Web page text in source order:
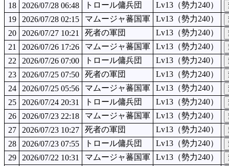
18
2026/07/28 06:48 トロール傭兵団
Lv13（勢力240）
19
2026/07/28 02:15 マムージャ蕃国軍
Lv13（勢力240）
20
2026/07/27 10:21 死者の軍団
Lv13（勢力240）
21
2026/07/26 17:26 マムージャ蕃国軍
Lv13（勢力240）
22
2026/07/26 07:00 トロール傭兵団
Lv13（勢力240）
23
2026/07/25 07:50 死者の軍団
Lv13（勢力240）
24
2026/07/25 05:56 マムージャ蕃国軍
Lv13（勢力240）
25
2026/07/24 20:31 トロール傭兵団
Lv13（勢力240）
26
2026/07/23 22:18 マムージャ蕃国軍
Lv13（勢力240）
27
2026/07/23 10:27 死者の軍団
Lv13（勢力240）
28
2026/07/23 07:55 トロール傭兵団
Lv13（勢力240）
29
2026/07/22 10:31 マムージャ蕃国軍
Lv13（勢力240）